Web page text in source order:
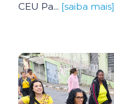
CEU Pa... [saiba mais]